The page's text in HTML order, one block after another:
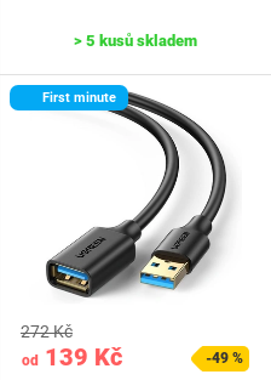
> 5 kusů skladem
First minute
od 139 Kč
272 Kč
-49 %